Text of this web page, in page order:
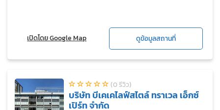
เปิดโดย Google Map ดูข้อมูลสถานที่
(0 รีวิว)
บริษัท บีเคเคไลฟ์สไตล์ ทราเวล เอ็กซ์
เปิร์ท จำกัด